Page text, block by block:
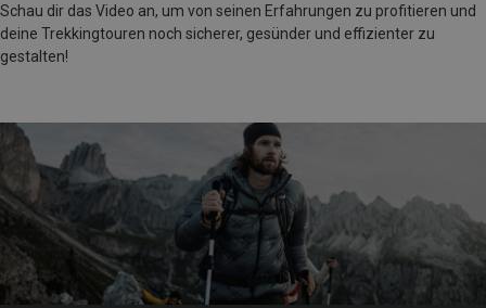
Schau dir das Video an, um von seinen Erfahrungen zu profitieren und
deine Trekkingtouren noch sicherer, gesünder und effizienter zu
gestalten!